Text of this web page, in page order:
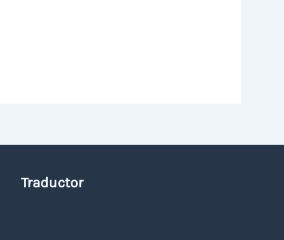
Traductor